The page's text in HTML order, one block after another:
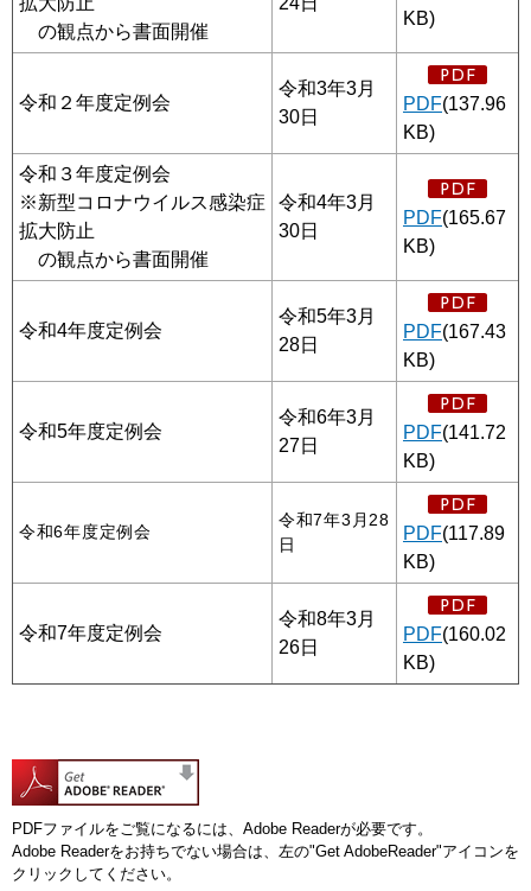
の観点から書面開催
KB)
令和２年度定例会
令和3年3月
30日
PDF(137.96
KB)
令和３年度定例会
※新型コロナウイルス感染症
拡大防止
の観点から書面開催
令和4年3月
30日
PDF(165.67
KB)
令和4年度定例会
令和5年3月
28日
PDF(167.43
KB)
令和5年度定例会
令和6年3月
27日
PDF(141.72
KB)
令和6年度定例会
令和7年3月28
日
PDF(117.89
KB)
令和7年度定例会
令和8年3月
26日
PDF(160.02
KB)
PDFファイルをご覧になるには、Adobe Readerが必要です。
Adobe Readerをお持ちでない場合は、左の"Get AdobeReader"アイコンを
クリックしてください。